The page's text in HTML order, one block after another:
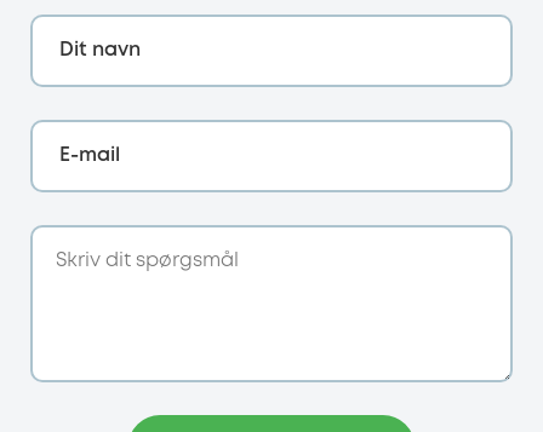
Dit navn
E-mail